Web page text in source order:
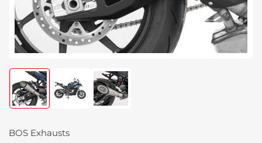
Chargement
de
la
1
Chargement
2
Chargement
de
BOS Exhausts